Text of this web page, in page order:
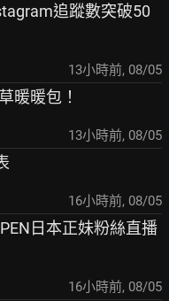
追蹤數突破50
13小時前, 08/05
暖暖包！
13小時前, 08/05
16小時前, 08/05
日本正妹粉絲直播
16小時前, 08/05